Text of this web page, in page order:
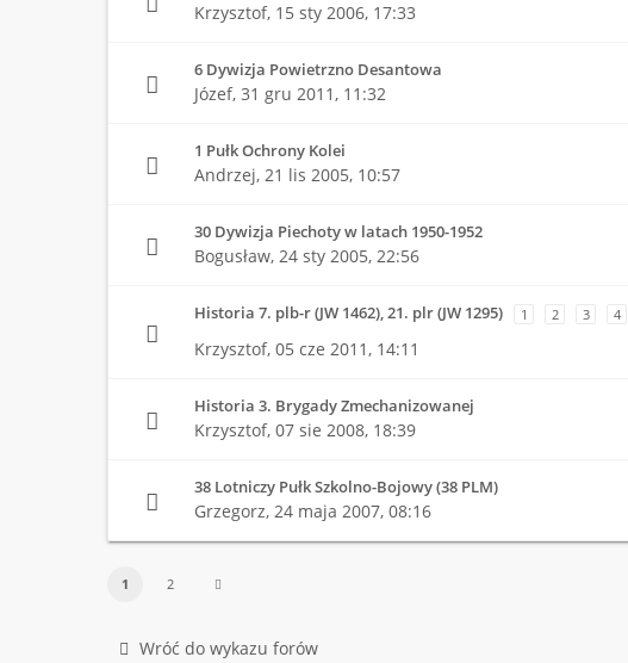
Krzysztof, 15 sty 2006, 17:33
6 Dywizja Powietrzno Desantowa
Józef, 31 gru 2011, 11:32
1 Pułk Ochrony Kolei
Andrzej, 21 lis 2005, 10:57
30 Dywizja Piechoty w latach 1950-1952
Bogusław, 24 sty 2005, 22:56
Historia 7. plb-r (JW 1462), 21. plr (JW 1295) 1 2 3 4
Krzysztof, 05 cze 2011, 14:11
Historia 3. Brygady Zmechanizowanej
Krzysztof, 07 sie 2008, 18:39
38 Lotniczy Pułk Szkolno-Bojowy (38 PLM)
Grzegorz, 24 maja 2007, 08:16
1 2
Wróć do wykazu forów